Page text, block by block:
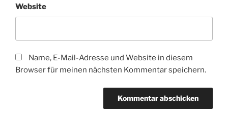
Website
Name, E-Mail-Adresse und Website in diesem
Browser für meinen nächsten Kommentar speichern.